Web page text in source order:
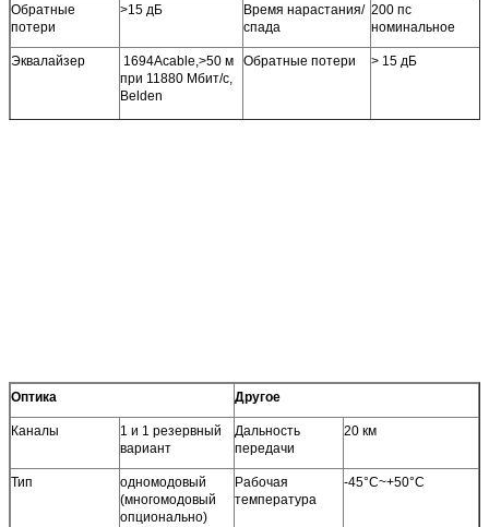
Обратные
потери
>15 дБ
Время нарастания/
спада
200 пс
номинальное
Эквалайзер
1694Acable,>50 м
при 11880 Мбит/с,
Belden
1694Acable,>100 м
Обратные потери > 15 дБ
Оптика Другое
Каналы
1 и 1 резервный
вариант
Дальность
передачи
20 км
Тип
одномодовый
(многомодовый
опционально)
Рабочая
температура
-45°C~+50°C